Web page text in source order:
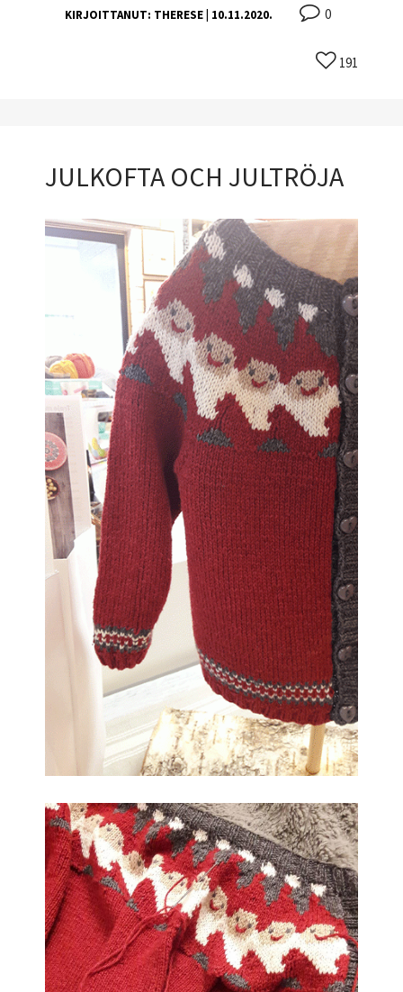
KIRJOITTANUT: THERESE | 10.11.2020. 0
191
JULKOFTA OCH JULTRÖJA